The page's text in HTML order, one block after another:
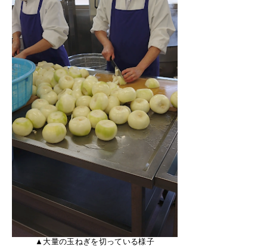
▲大量の玉ねぎを切っている様子